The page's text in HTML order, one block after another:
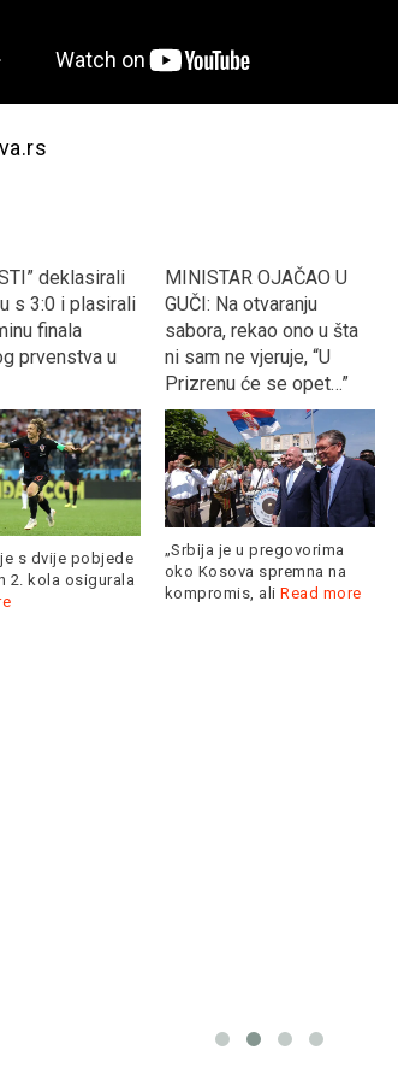
deklasirali
s 3:0 i plasirali
finala
prvenstva u
s dvije pobjede
2. kola osigurala
MINISTAR OJAČAO U
GUČI: Na otvaranju
sabora, rekao ono u šta
ni sam ne vjeruje, “U
Prizrenu će se opet…”
„Srbija je u pregovorima
oko Kosova spremna na
kompromis, ali Read more